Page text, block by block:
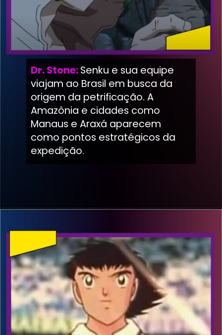
Dr. Stone:Senku e sua equipe
viajam ao Brasil em busca da
origem da petrificação. A
Amazônia e cidades como
Manaus e Araxá aparecem
como pontos estratégicos da
expedição.